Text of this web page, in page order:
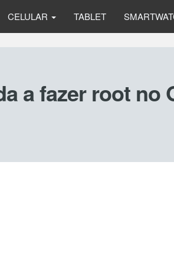
CELULAR TABLET
a fazer root no